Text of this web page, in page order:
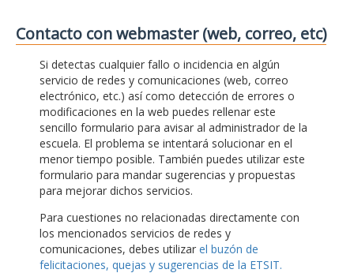
Contacto con webmaster (web, correo, etc)
Si detectas cualquier fallo o incidencia en algún
servicio de redes y comunicaciones (web, correo
electrónico, etc.) así como detección de errores o
modificaciones en la web puedes rellenar este
sencillo formulario para avisar al administrador de la
escuela. El problema se intentará solucionar en el
menor tiempo posible. También puedes utilizar este
formulario para mandar sugerencias y propuestas
para mejorar dichos servicios.
Para cuestiones no relacionadas directamente con
los mencionados servicios de redes y
comunicaciones, debes utilizar el buzón de
felicitaciones, quejas y sugerencias de la ETSIT.